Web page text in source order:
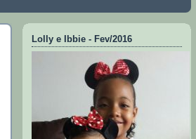
Lolly e Ibbie - Fev/2016